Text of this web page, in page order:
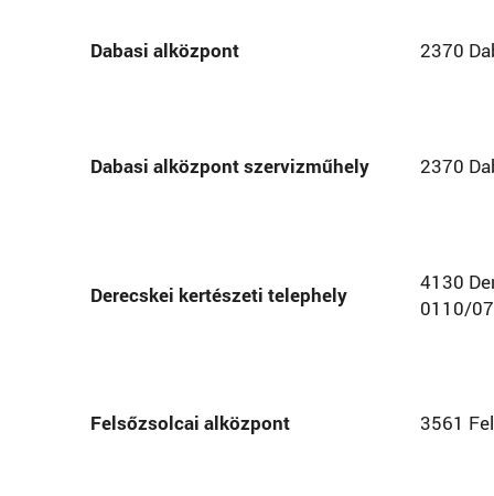
Dabasi alközpont 2370
Dabasi alközpont szervizműhely 2370
Derecskei kertészeti telephely
4130
0110/07
Felsőzsolcai alközpont 3561